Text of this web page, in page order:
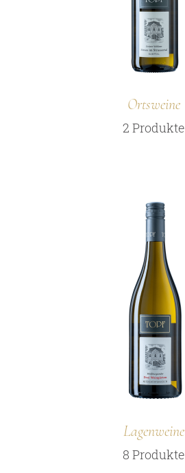
Ortsweine
2 Produkte
Lagenweine
8 Produkte